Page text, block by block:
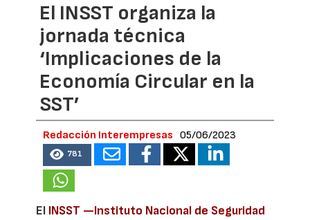
El INSST organiza la
jornada técnica
‘Implicaciones de la
Economía Circular en la
SST’
Redacción Interempresas 05/06/2023
781
El INSST —Instituto Nacional de Seguridad